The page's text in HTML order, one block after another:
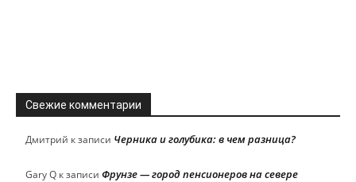
Свежие комментарии
Дмитрий к записи Черника и голубика: в чем разница?
Gary Q к записи Фрунзе — город пенсионеров на севере